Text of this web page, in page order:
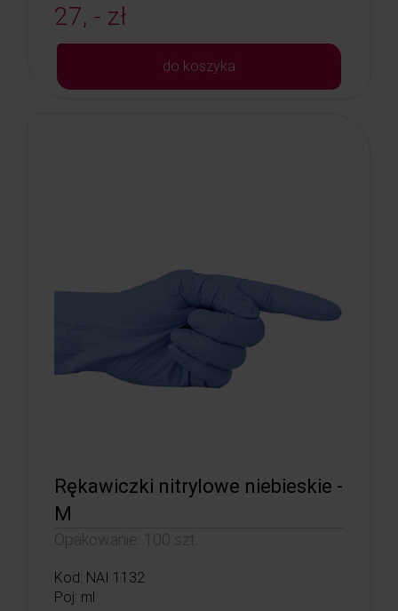
27, - zł
do koszyka
Rękawiczki nitrylowe niebieskie -
M
Opakowanie: 100 szt.
Kod: NAI 1132
Poj: ml